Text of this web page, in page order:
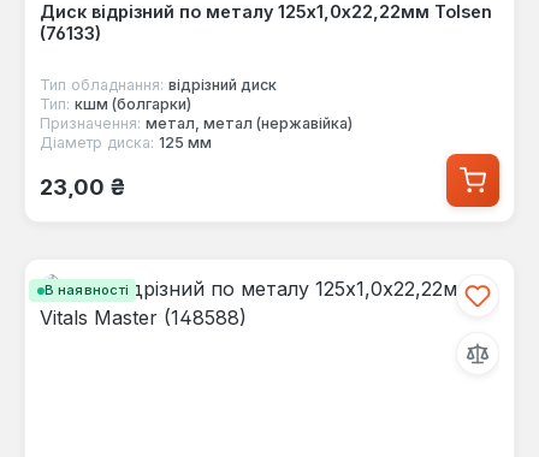
Диск відрізний по металу 125х1,0х22,22мм Tolsen
(76133)
Тип обладнання: відрізний диск
Тип: кшм (болгарки)
Призначення: метал, метал (нержавійка)
Діаметр диска: 125 мм
Звичайна ціна:
23,00 ₴
В наявності